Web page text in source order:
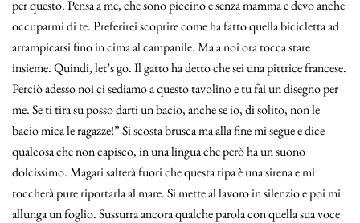
per questo. Pensa a me, che sono piccino e senza mamma e devo anche
occuparmi di te. Preferirei scoprire come ha fatto quella bicicletta ad
arrampicarsi fino in cima al campanile. Ma a noi ora tocca stare
insieme. Quindi, let’s go. Il gatto ha detto che sei una pittrice francese.
Perciò adesso noi ci sediamo a questo tavolino e tu fai un disegno per
me. Se ti tira su posso darti un bacio, anche se io, di solito, non le
bacio mica le ragazze!” Si scosta brusca ma alla fine mi segue e dice
qualcosa che non capisco, in una lingua che però ha un suono
dolcissimo. Magari salterà fuori che questa tipa è una sirena e mi
toccherà pure riportarla al mare. Si mette al lavoro in silenzio e poi mi
allunga un foglio. Sussurra ancora qualche parola con quella sua voce